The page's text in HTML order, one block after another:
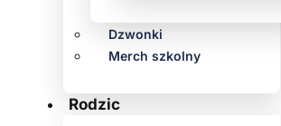
Dzwonki
Merch szkolny
Rodzic